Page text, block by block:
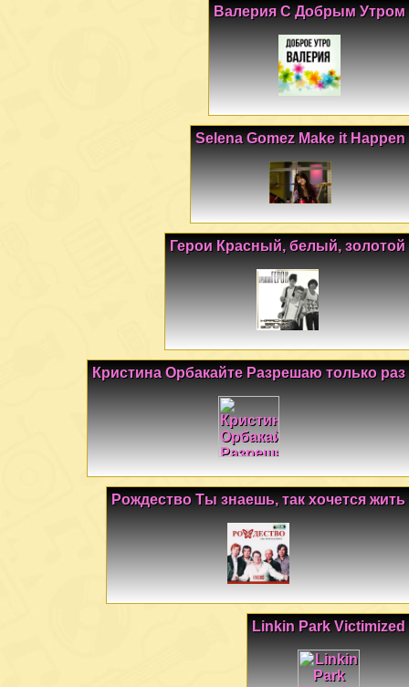
Валерия С Добрым Утром
Selena Gomez Make it Happen
Герои Красный, белый, золотой
Кристина Орбакайте Разрешаю только раз
Рождество Ты знаешь, так хочется жить
Linkin Park Victimized